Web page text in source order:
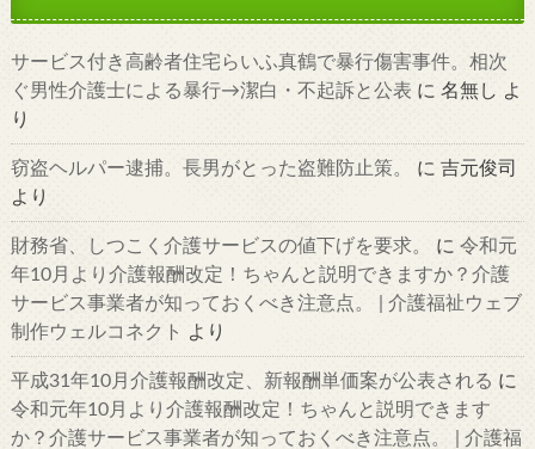
サービス付き高齢者住宅らいふ真鶴で暴行傷害事件。相次
ぐ男性介護士による暴行→潔白・不起訴と公表 に 名無し よ
り
窃盗ヘルパー逮捕。長男がとった盗難防止策。 に 吉元俊司
より
財務省、しつこく介護サービスの値下げを要求。 に 令和元
年10月より介護報酬改定！ちゃんと説明できますか？介護
サービス事業者が知っておくべき注意点。 | 介護福祉ウェブ
制作ウェルコネクト
より
平成31年10月介護報酬改定、新報酬単価案が公表される に
令和元年10月より介護報酬改定！ちゃんと説明できます
か？介護サービス事業者が知っておくべき注意点。 | 介護福